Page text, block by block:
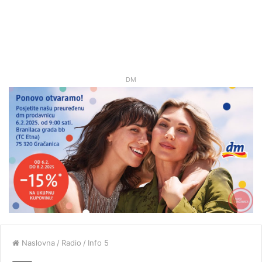
DM
Naslovna / Radio / Info 5